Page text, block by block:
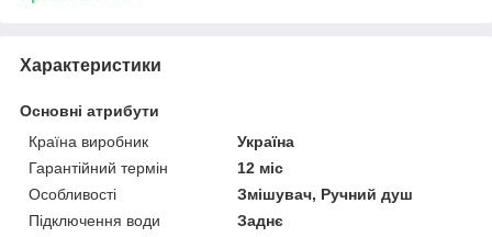
Характеристики
Основні атрибути
Країна виробник
Україна
Гарантійний термін
12 міс
Особливості
Змішувач, Ручний душ
Підключення води
Заднє